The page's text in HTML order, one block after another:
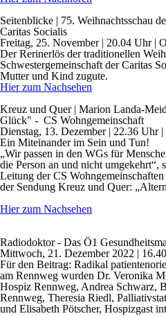
Seitenblicke | 75. Weihnachtsschau
Caritas Socialis
Freitag, 25. November | 20.04 Uhr |
Der Rerinerlös der traditionellen
Schwestergemeinschaft der Caritas
Mutter und Kind zugute.
Hier zum Nachsehen
Kreuz und Quer| Marion Landa-
Glück" - CS Wohngemeinschaft
Dienstag, 13. Dezember | 22.36 Uhr
Ein Miteinander im Sein und Tun!
„Wir passen in den WGs für
die Person an und nicht
Leitung der CS
der Sendung Kreuz und Quer:
Hier zum Nachsehen
Radiodoktor - Das Ö1
Mittwoch, 21. Dezember 2022 |
Für den Beitrag: Radikal
am Rennweg wurden Dr. Veronika
Hospiz Rennweg, Andrea Schwarz,
Rennweg, Theresia Riedl,
und Elisabeth Pötscher, Hospizgast